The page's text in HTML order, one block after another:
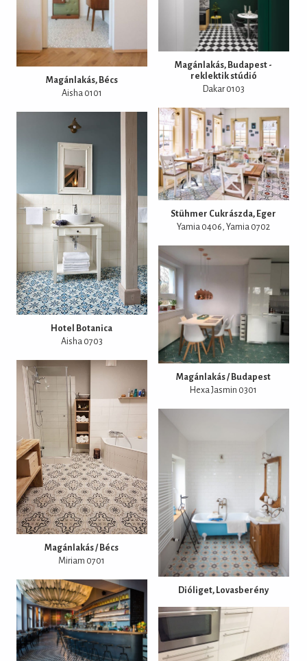
Magánlakás, Bécs
Aisha 0101
Magánlakás, Budapest -
reklektik stúdió
Dakar 0103
Stühmer Cukrászda, Eger
Yamia 0406 Yamia 0702
Hotel Botanica
Aisha 0703
Magánlakás / Budapest
Hexa Jasmin 0301
Magánlakás / Bécs
Miriam 0701
Dióliget, Lovasberény